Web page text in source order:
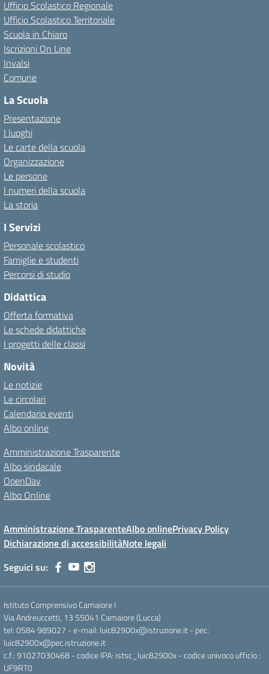
Ufficio Scolastico Regionale
Ufficio Scolastico Territoriale
Scuola in Chiaro
Iscrizioni On Line
Invalsi
Comune
La Scuola
Presentazione
I luoghi
Le carte della scuola
Organizzazione
Le persone
I numeri della scuola
La storia
I Servizi
Personale scolastico
Famiglie e studenti
Percorsi di studio
Didattica
Offerta formativa
Le schede didattiche
I progetti delle classi
Novità
Le notizie
Le circolari
Calendario eventi
Albo online
Amministrazione Trasparente
Albo sindacale
OpenDay
Albo Online
Amministrazione TrasparenteAlbo onlinePrivacy Policy
Dichiarazione di accessibilitàNote legali
Seguici su:
Istituto Comprensivo Camaiore I
Via Andreuccetti, 13 55041 Camaiore (Lucca)
tel: 0584 989027 - e-mail: luic82900x@istruzione.it - pec:
luic82900x@pec.istruzione.it
c.f.: 91027030468 - codice IPA: istsc_luic82900x - codice univoco ufficio :
UF9RT0